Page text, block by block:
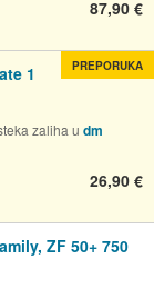
87,90 €
1
zaliha u dm
26,90 €
PREPORUKA
ZF 50+ 750